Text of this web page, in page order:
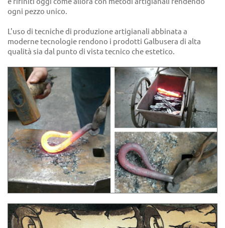
ogni pezzo unico.
L'uso di tecniche di produzione artigianali abbinata a
moderne tecnologie rendono i prodotti Galbusera di alta
qualità sia dal punto di vista tecnico che estetico.